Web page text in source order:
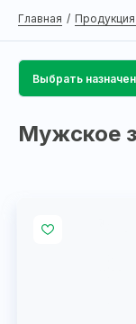
Главная
Выбрать
Мужское